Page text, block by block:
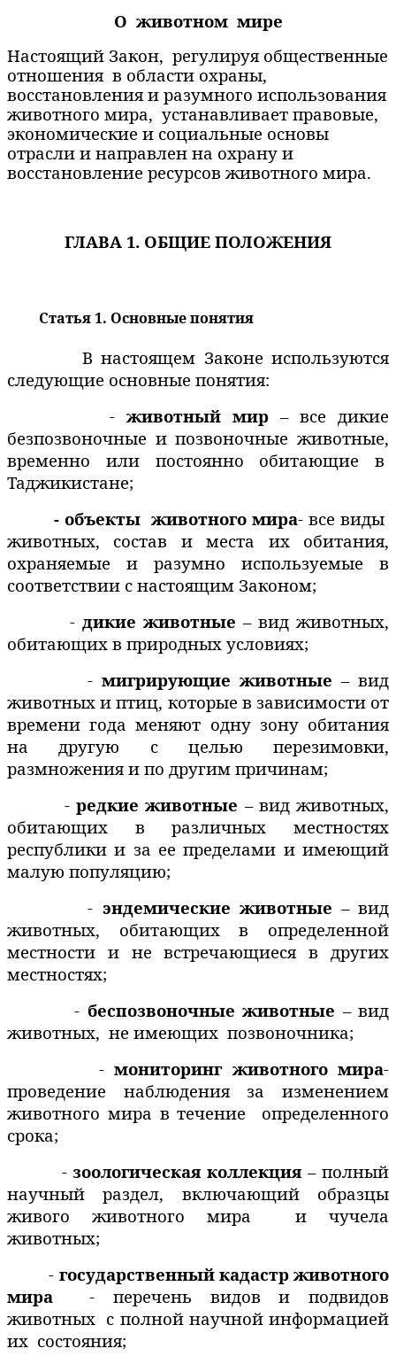
О животном мире
Настоящий Закон, регулируя общественные
отношения в области охраны,
восстановления и разумного использования
животного мира, устанавливает правовые,
экономические и социальные основы
отрасли и направлен на охрану и
восстановление ресурсов животного мира.
ГЛАВА 1. ОБЩИЕ ПОЛОЖЕНИЯ
Статья 1. Основные понятия
В настоящем Законе используются
следующие основные понятия:
-животный мир – все дикие
безпозвоночные и позвоночные животные,
временно или постоянно обитающие в
Таджикистане;
- объекты животного мира- все виды
животных, состав и места их обитания,
охраняемые и разумно используемые в
соответствии с настоящим Законом;
-дикие животные – вид животных,
обитающих в природных условиях;
- мигрирующие животные – вид
животных и птиц, которые в зависимости от
времени года меняют одну зону обитания
на другую с целью перезимовки,
размножения и по другим причинам;
-редкие животные – вид животных,
обитающих в различных местностях
республики и за ее пределами и имеющий
малую популяцию;
- эндемические животные – вид
животных, обитающих в определенной
местности и не встречающиеся в других
местностях;
- беспозвоночные животные – вид
животных, не имеющих позвоночника;
- мониторинг животного мира-
проведение наблюдения за изменением
животного мира в течение
определенного
срока;
-зоологическая коллекция– полный
научный раздел, включающий образцы
живого животного мира
и чучела
животных;
- государственный кадастр животного
мира
- перечень видов и подвидов
животных с полной научной информацией
их состояния;